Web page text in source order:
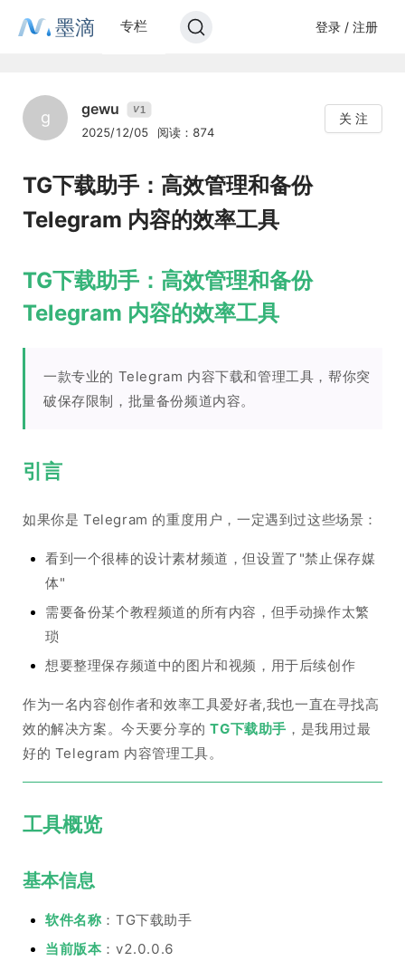
墨滴 专栏 登录 / 注册
g gewu V1
2025/12/05 阅读：874
关 注
TG下载助手：高效管理和备份
Telegram 内容的效率工具
TG下载助手：高效管理和备份
Telegram 内容的效率工具
一款专业的 Telegram 内容下载和管理工具，帮你突
破保存限制，批量备份频道内容。
引言
如果你是 Telegram 的重度用户，一定遇到过这些场景：
看到一个很棒的设计素材频道，但设置了"禁止保存媒
体"
需要备份某个教程频道的所有内容，但手动操作太繁
琐
想要整理保存频道中的图片和视频，用于后续创作
作为一名内容创作者和效率工具爱好者,我也一直在寻找高
效的解决方案。今天要分享的TG下载助手 ，是我用过最
好的 Telegram 内容管理工具。
工具概览
基本信息
软件名称：TG下载助手
当前版本：v2.0.0.6